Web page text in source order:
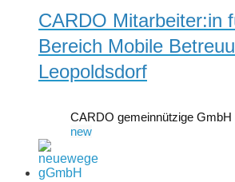
CARDO Mitarbeiter:in
Bereich Mobile
Leopoldsdorf
CARDO gemeinnützige GmbH
new